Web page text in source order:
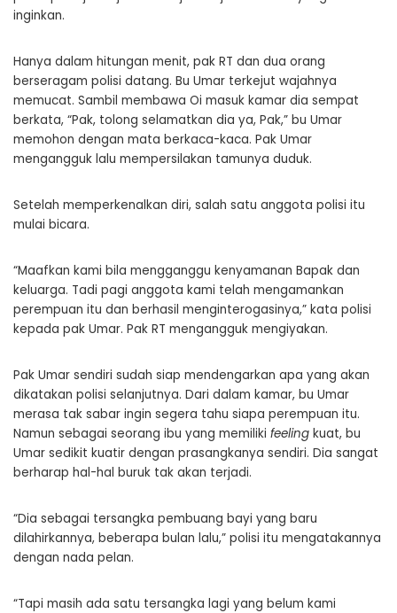
inginkan.
Hanya dalam hitungan menit, pak RT dan dua orang
berseragam polisi datang. Bu Umar terkejut wajahnya
memucat. Sambil membawa Oi masuk kamar dia sempat
berkata, “Pak, tolong selamatkan dia ya, Pak,” bu Umar
memohon dengan mata berkaca-kaca. Pak Umar
mengangguk lalu mempersilakan tamunya duduk.
Setelah memperkenalkan diri, salah satu anggota polisi itu
mulai bicara.
“Maafkan kami bila mengganggu kenyamanan Bapak dan
keluarga. Tadi pagi anggota kami telah mengamankan
perempuan itu dan berhasil menginterogasinya,” kata polisi
kepada pak Umar. Pak RT mengangguk mengiyakan.
Pak Umar sendiri sudah siap mendengarkan apa yang akan
dikatakan polisi selanjutnya. Dari dalam kamar, bu Umar
merasa tak sabar ingin segera tahu siapa perempuan itu.
Namun sebagai seorang ibu yang memiliki feeling kuat, bu
Umar sedikit kuatir dengan prasangkanya sendiri. Dia sangat
berharap hal-hal buruk tak akan terjadi.
“Dia sebagai tersangka pembuang bayi yang baru
dilahirkannya, beberapa bulan lalu,” polisi itu mengatakannya
dengan nada pelan.
“Tapi masih ada satu tersangka lagi yang belum kami